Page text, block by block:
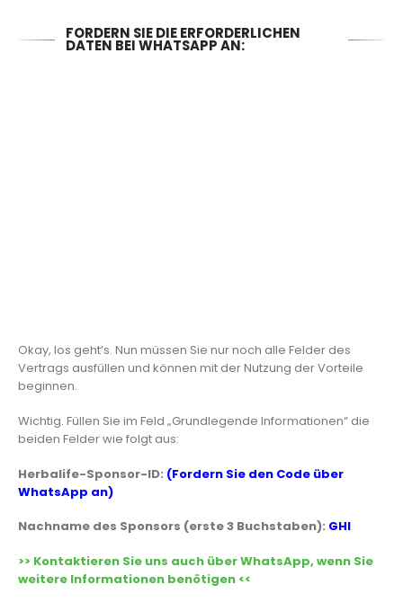
FORDERN SIE DIE ERFORDERLICHEN
DATEN BEI WHATSAPP AN:
Okay, los geht’s. Nun müssen Sie nur noch alle Felder des
Vertrags ausfüllen und können mit der Nutzung der Vorteile
beginnen.
Wichtig. Füllen Sie im Feld „Grundlegende Informationen“ die
beiden Felder wie folgt aus:
Herbalife-Sponsor-ID: (Fordern Sie den Code über
WhatsApp an)
Nachname des Sponsors (erste 3 Buchstaben): GHI
>> Kontaktieren Sie uns auch über WhatsApp, wenn Sie
weitere Informationen benötigen <<